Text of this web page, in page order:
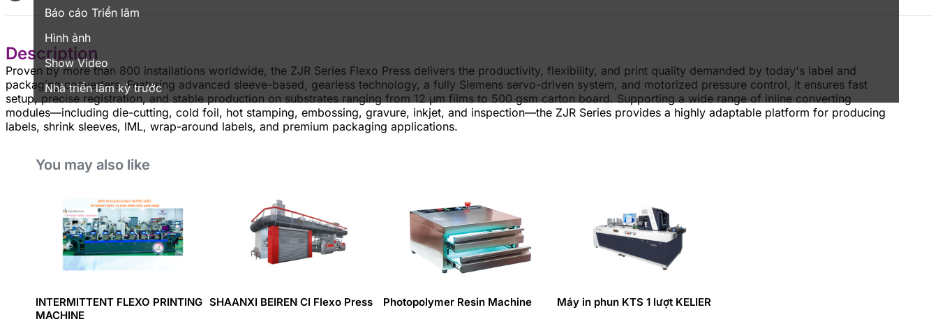
Báo cáo Triển lãm
Hình ảnh
Show Video
Nhà triển lãm kỳ trước
Description
Proven by more than 800 installations worldwide, the ZJR Series Flexo Press delivers the productivity, flexibility, and print quality demanded by today's label and
packaging converters. Featuring advanced sleeve-based, gearless technology, a fully Siemens servo-driven system, and motorized pressure control, it ensures fast
setup, precise registration, and stable production on substrates ranging from 12 μm films to 500 gsm carton board. Supporting a wide range of inline converting
modules—including die-cutting, cold foil, hot stamping, embossing, gravure, inkjet, and inspection—the ZJR Series provides a highly adaptable platform for producing
labels, shrink sleeves, IML, wrap-around labels, and premium packaging applications.
You may also like
INTERMITTENT FLEXO PRINTING
MACHINE
SHAANXI BEIREN CI Flexo Press Photopolymer Resin Machine Máy in phun KTS 1 lượt KELIER